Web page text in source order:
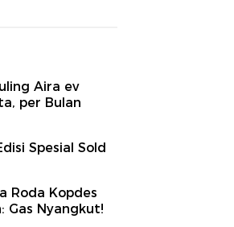
Aira ev
per Bulan
Spesial Sold
Roda Kopdes
Gas Nyangkut!